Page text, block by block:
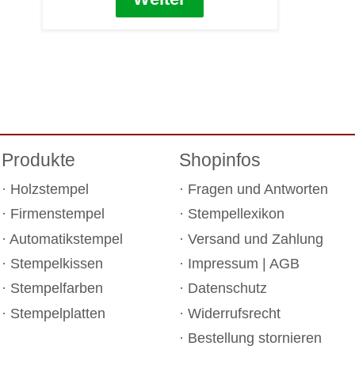
Produkte
Holzstempel
Firmenstempel
Automatikstempel
Stempelkissen
Stempelfarben
Stempelplatten
Shopinfos
Fragen und Antworten
Stempellexikon
Versand und Zahlung
Impressum
AGB
Datenschutz
Widerrufsrecht
Bestellung stornieren